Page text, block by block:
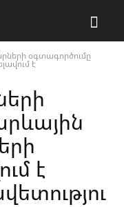
օգտագործումը
է
է